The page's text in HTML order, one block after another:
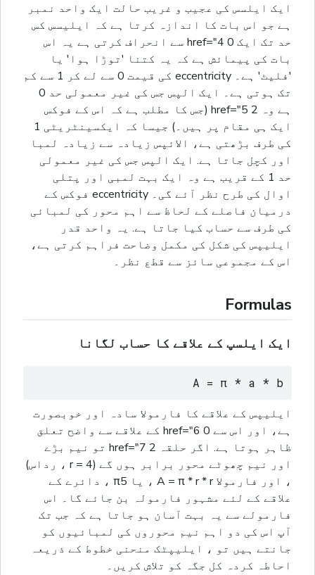
ایک ایلسس کی عجیب و غریب حالت ایک واحد نمبر
ہے جو اس بات کا اندازہ کرتا ہے کہ ایلیسس کس
حد تک ایک 0 href="4 سے انحراف کرتی ہے یہ اس
بات کی پیمائش ہے کہ یہ کتنا 'توڑا ہوا' یا
'فلیٹ' ہے۔ eccentricity کی قیمت 0 سے لے کر 1 سے کم
تک ہوتی ہے۔ ایک الپس جس کی غیر معمولی حد 0
ہے وہ 2 href="5 (جس کا مطلب ہے کہ اس کے فوکس
ایک ہی مقام پر ہیں۔) جیسا کہ ایکسینٹریٹی 1
کی طرف بڑھتی ہے، الائپس زیادہ سے زیادہ لمبا
اور کچل جاتا ہے. ایک الپس جس کی غیر معمولی
حد 1 کے قریب ہے وہ ایک بہت لمبی اور پتلی
اوال کی طرح نظر آئے گی۔ eccentricity فوکس کے
درمیان فاصلے کے لحاظ سے اہم محور کی لمبائی
کی طرف سے حساب کیا جاتا ہے. یہ واحد قدر
ایلیپس کی شکل کی مکمل وضاحت فراہم کرتی ہے،
اس کے مجموعی سائز سے قطع نظر۔
Formulas
ایک ایلسپ کے علاقے کا حساب لگانا
A = π * a * b
ایلیپس کے علاقے کا فارمولا سادہ اور خوبصورت
ہے، اور اس سے 0 href="6 کے علاقے سے واضح تعلق
ظاہر ہوتا ہے. اگر حلقہ 2 href="7 تو نیم بڑے
اور نیم چھوٹے محور برابر ہوں گے (4 = r ، رداس)
، اور فارمولا A = π * r * r ، یا π5 ، دائرے کے
علاقے کے لئے مشہور فارمولہ بن جائے گا۔ اس
فارمولے سے یہ بہت آسان ہو جاتا ہے کہ جب تک
آپ اس کی دو اہم نیم محوروں کی لمبائیوں کو
جانتے ہیں تو ، ایلیپٹک منحنی خطوط کے ذریعہ
احاطہ کردہ کل جگہ کو تلاش کریں۔